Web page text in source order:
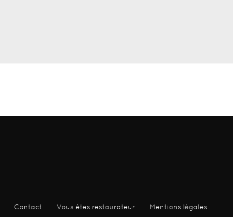
Contact Vous êtes restaurateur Mentions légales